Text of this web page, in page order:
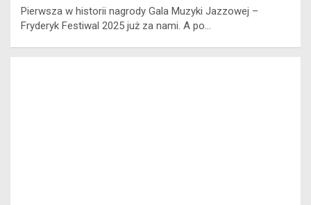
Pierwsza w historii nagrody Gala Muzyki Jazzowej –
Fryderyk Festiwal 2025 już za nami. A po…